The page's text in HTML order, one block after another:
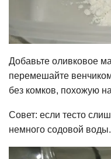
Добавьте оливковое
перемешайте
без комков, похожую
Совет: если тесто
немного содовой воды.